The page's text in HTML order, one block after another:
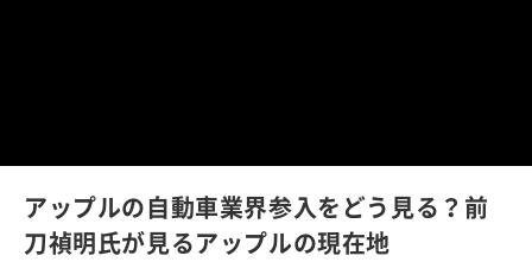
u
1
0
0
アップルの自動車業界参入をどう見る？前
刀禎明氏が見るアップルの現在地